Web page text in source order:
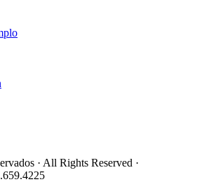
· All Rights Reserved ·